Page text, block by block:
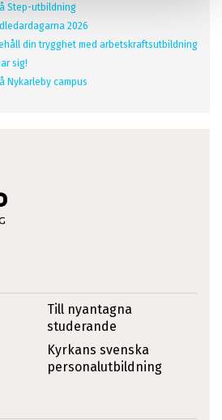
Step-utbildning
2026
din trygghet med arbetskraftsutbildning
sig!
Nykarleby campus
Till nyantagna
studerande
Kyrkans svenska
personalutbildning